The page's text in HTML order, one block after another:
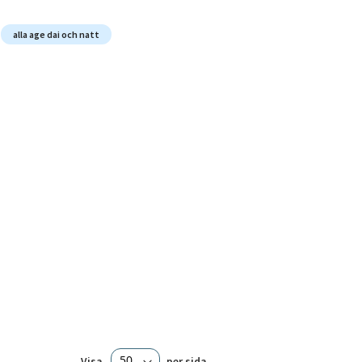
alla age dai och natt